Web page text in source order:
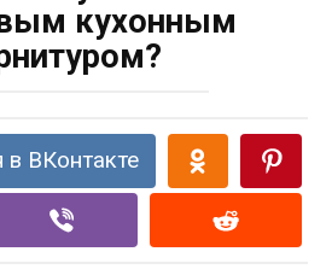
кухонным
в ВКонтакте